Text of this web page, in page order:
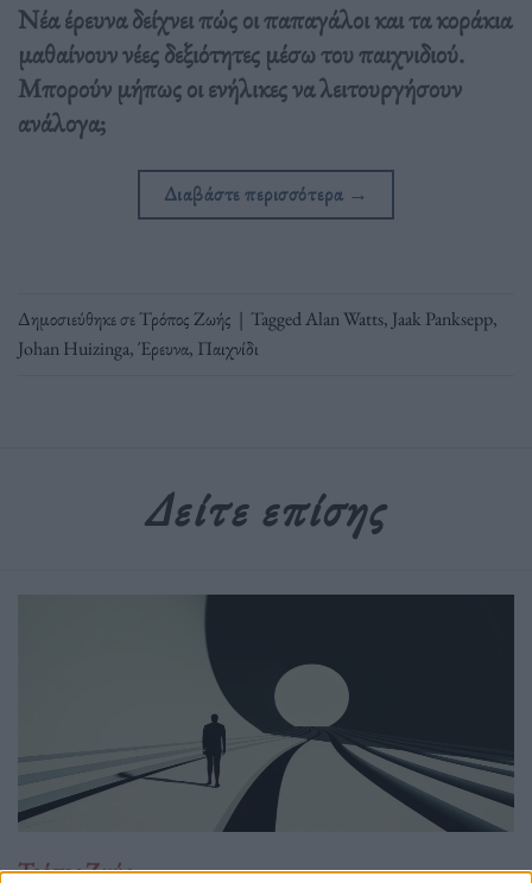
Νέα έρευνα δείχνει πώς οι παπαγάλοι και τα κοράκια
μαθαίνουν νέες δεξιότητες μέσω του παιχνιδιού.
Μπορούν μήπως οι ενήλικες να λειτουργήσουν
ανάλογα;
Διαβάστε περισσότερα →
Δημοσιεύθηκε σεΤρόπος Ζωής | TaggedAlan Watts, Jaak Panksepp,
Johan Huizinga,Έρευνα, Παιχνίδι
Δείτε επίσης
Τρόπος Ζωής